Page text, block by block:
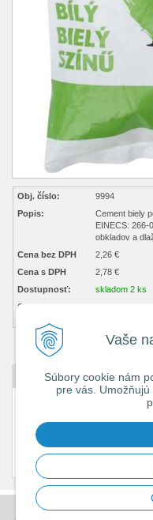
Vaše
Súbory cookie nám
pre vás.
Obj. číslo:
9994
Popis:
Cement biely
EINECS: 266-
obkladov a
Cena bez DPH
2,26 €
Cena s DPH
2,78 €
Dostupnosť:
skladom 2 ks
Obsah balenia:
DETAILNÝ POPIS
Podklad musí byť pevný,
Odtieň: biely
Aplikačná teplota: teplota